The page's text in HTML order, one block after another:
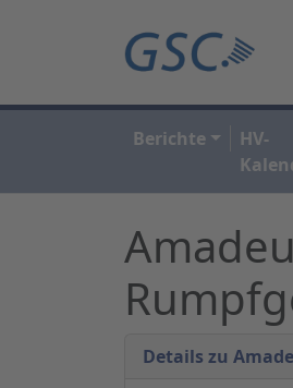
Berichte
HV-
Details zu